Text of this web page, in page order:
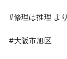
#修理は推理 よ
#大阪市旭区